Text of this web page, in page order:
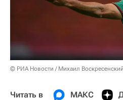
© РИА Новости / Михаил Воскресенский
Читать в МАКС